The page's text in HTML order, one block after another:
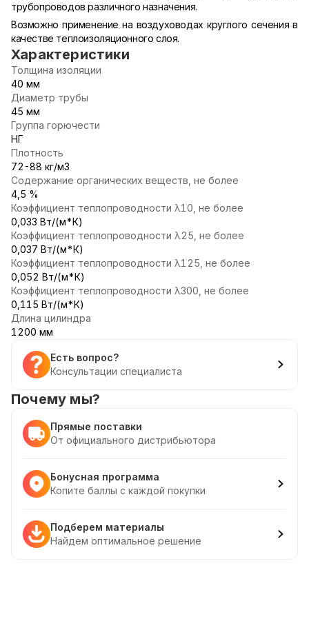
трубопроводов различного назначения.
Возможно применение на воздуховодах круглого сечения в
качестве теплоизоляционного слоя.
Характеристики
Толщина изоляции
40 мм
Диаметр трубы
45 мм
Группа горючести
НГ
Плотность
72-88 кг/м3
Содержание органических веществ, не более
4,5 %
Коэффициент теплопроводности λ10, не более
0,033 Вт/(м*К)
Коэффициент теплопроводности λ25, не более
0,037 Вт/(м*К)
Коэффициент теплопроводности λ125, не более
0,052 Вт/(м*К)
Коэффициент теплопроводности λ300, не более
0,115 Вт/(м*К)
Длина цилиндра
1200 мм
Есть вопрос?
Консультации специалиста
Почему мы?
Прямые поставки
От официального дистрибьютора
Бонусная программа
Копите баллы с каждой покупки
Подберем материалы
Найдем оптимальное решение